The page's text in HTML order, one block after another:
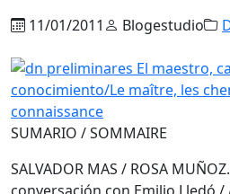
11/01/2011
Blogestudio
SUMARIO / SOMMAIRE
SALVADOR MAS / ROSA